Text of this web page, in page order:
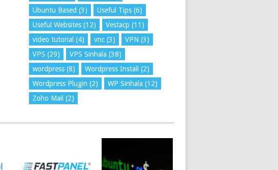
Ubuntu Based (3) Useful Tips (6)
Useful Websites (12) Vestacp (11)
video tutorial (4) vnc (3) VPN (3)
VPS (29) VPS Sinhala (38)
wordpress (8) Wordpress Install
(2)
Wordpress Plugin (2) WP Sinhala (12)
Zoho Mail (2)